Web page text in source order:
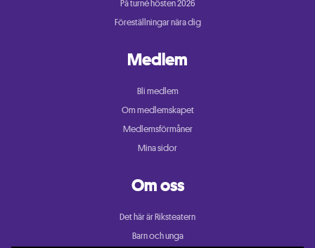
På turné hösten 2026
Föreställningar nära dig
Medlem
Bli medlem
Om medlemskapet
Medlemsförmåner
Mina sidor
Om oss
Det här är Riksteatern
Barn och unga